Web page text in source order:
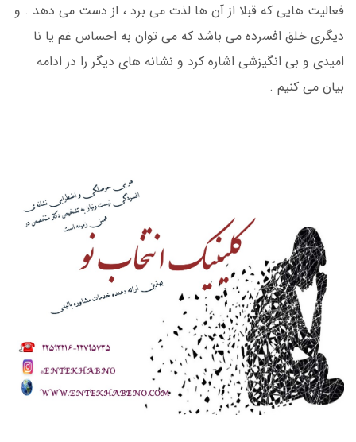
فعالیت هایی که قبلا از آن ها لذت می برد ، از دست می دهد . و
دیگری خلق افسرده می باشد که می توان به احساس غم یا نا
امیدی و بی انگیزشی اشاره کرد و نشانه های دیگر را در ادامه
بیان می کنیم .